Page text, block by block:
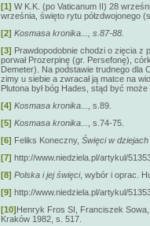
[1] W K.K. (po Vaticanum II) 28
września, święto rytu półzdwojonego
[2] Kosmasa kronika..., s.87-88.
[3] Prawdopodobnie chodzi o zięcia z
porwał Prozerpinę (gr. Persefonę),
Demeter). Na podstawie trudnego dla
zimy u siebie a zwracał ją matce na
Plutona był bóg Hades, stąd być
[4] Kosmasa kronika...
, s.89.
[5] Kosmasa kronika...
, s.74-75.
[6] Feliks Koneczny, Święci w
[7] http://www.niedziela.pl/artykul/
[8] Polska i jej święci, wybór i oprac.
[9] http://www.niedziela.pl/artykul/
[10]Henryk Fros SI, Franciszek
Kraków 1982, s. 517.